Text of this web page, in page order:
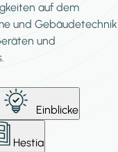
auf dem
und Gebäudetechnik
und
Einblicke
Hestia